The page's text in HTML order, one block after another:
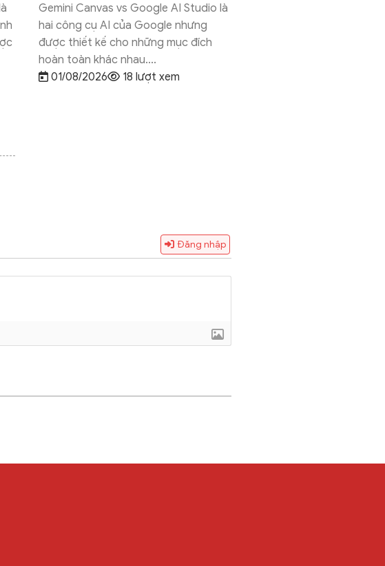
Canvas vs Google AI Studio là
cụ AI của Google nhưng
kế cho những mục đích
toàn khác nhau....
08/2026
18 lượt xem
Thêm Template vào Google Sheets là
cách đơn giản giúp bạn tạo bảng tính
chuyên nghiệp mà không cần thiết kế
Đăng nhập